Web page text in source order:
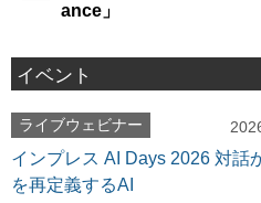
ance」
イベント
ライブウェビナー
インプレス AI Days 2026 対話
を再定義するAI